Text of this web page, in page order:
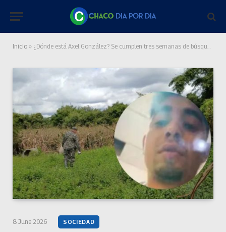
Inicio » ¿Dónde está Axel González? Se cumplen tres semanas de búsqueda
8 June 2026 SOCIEDAD